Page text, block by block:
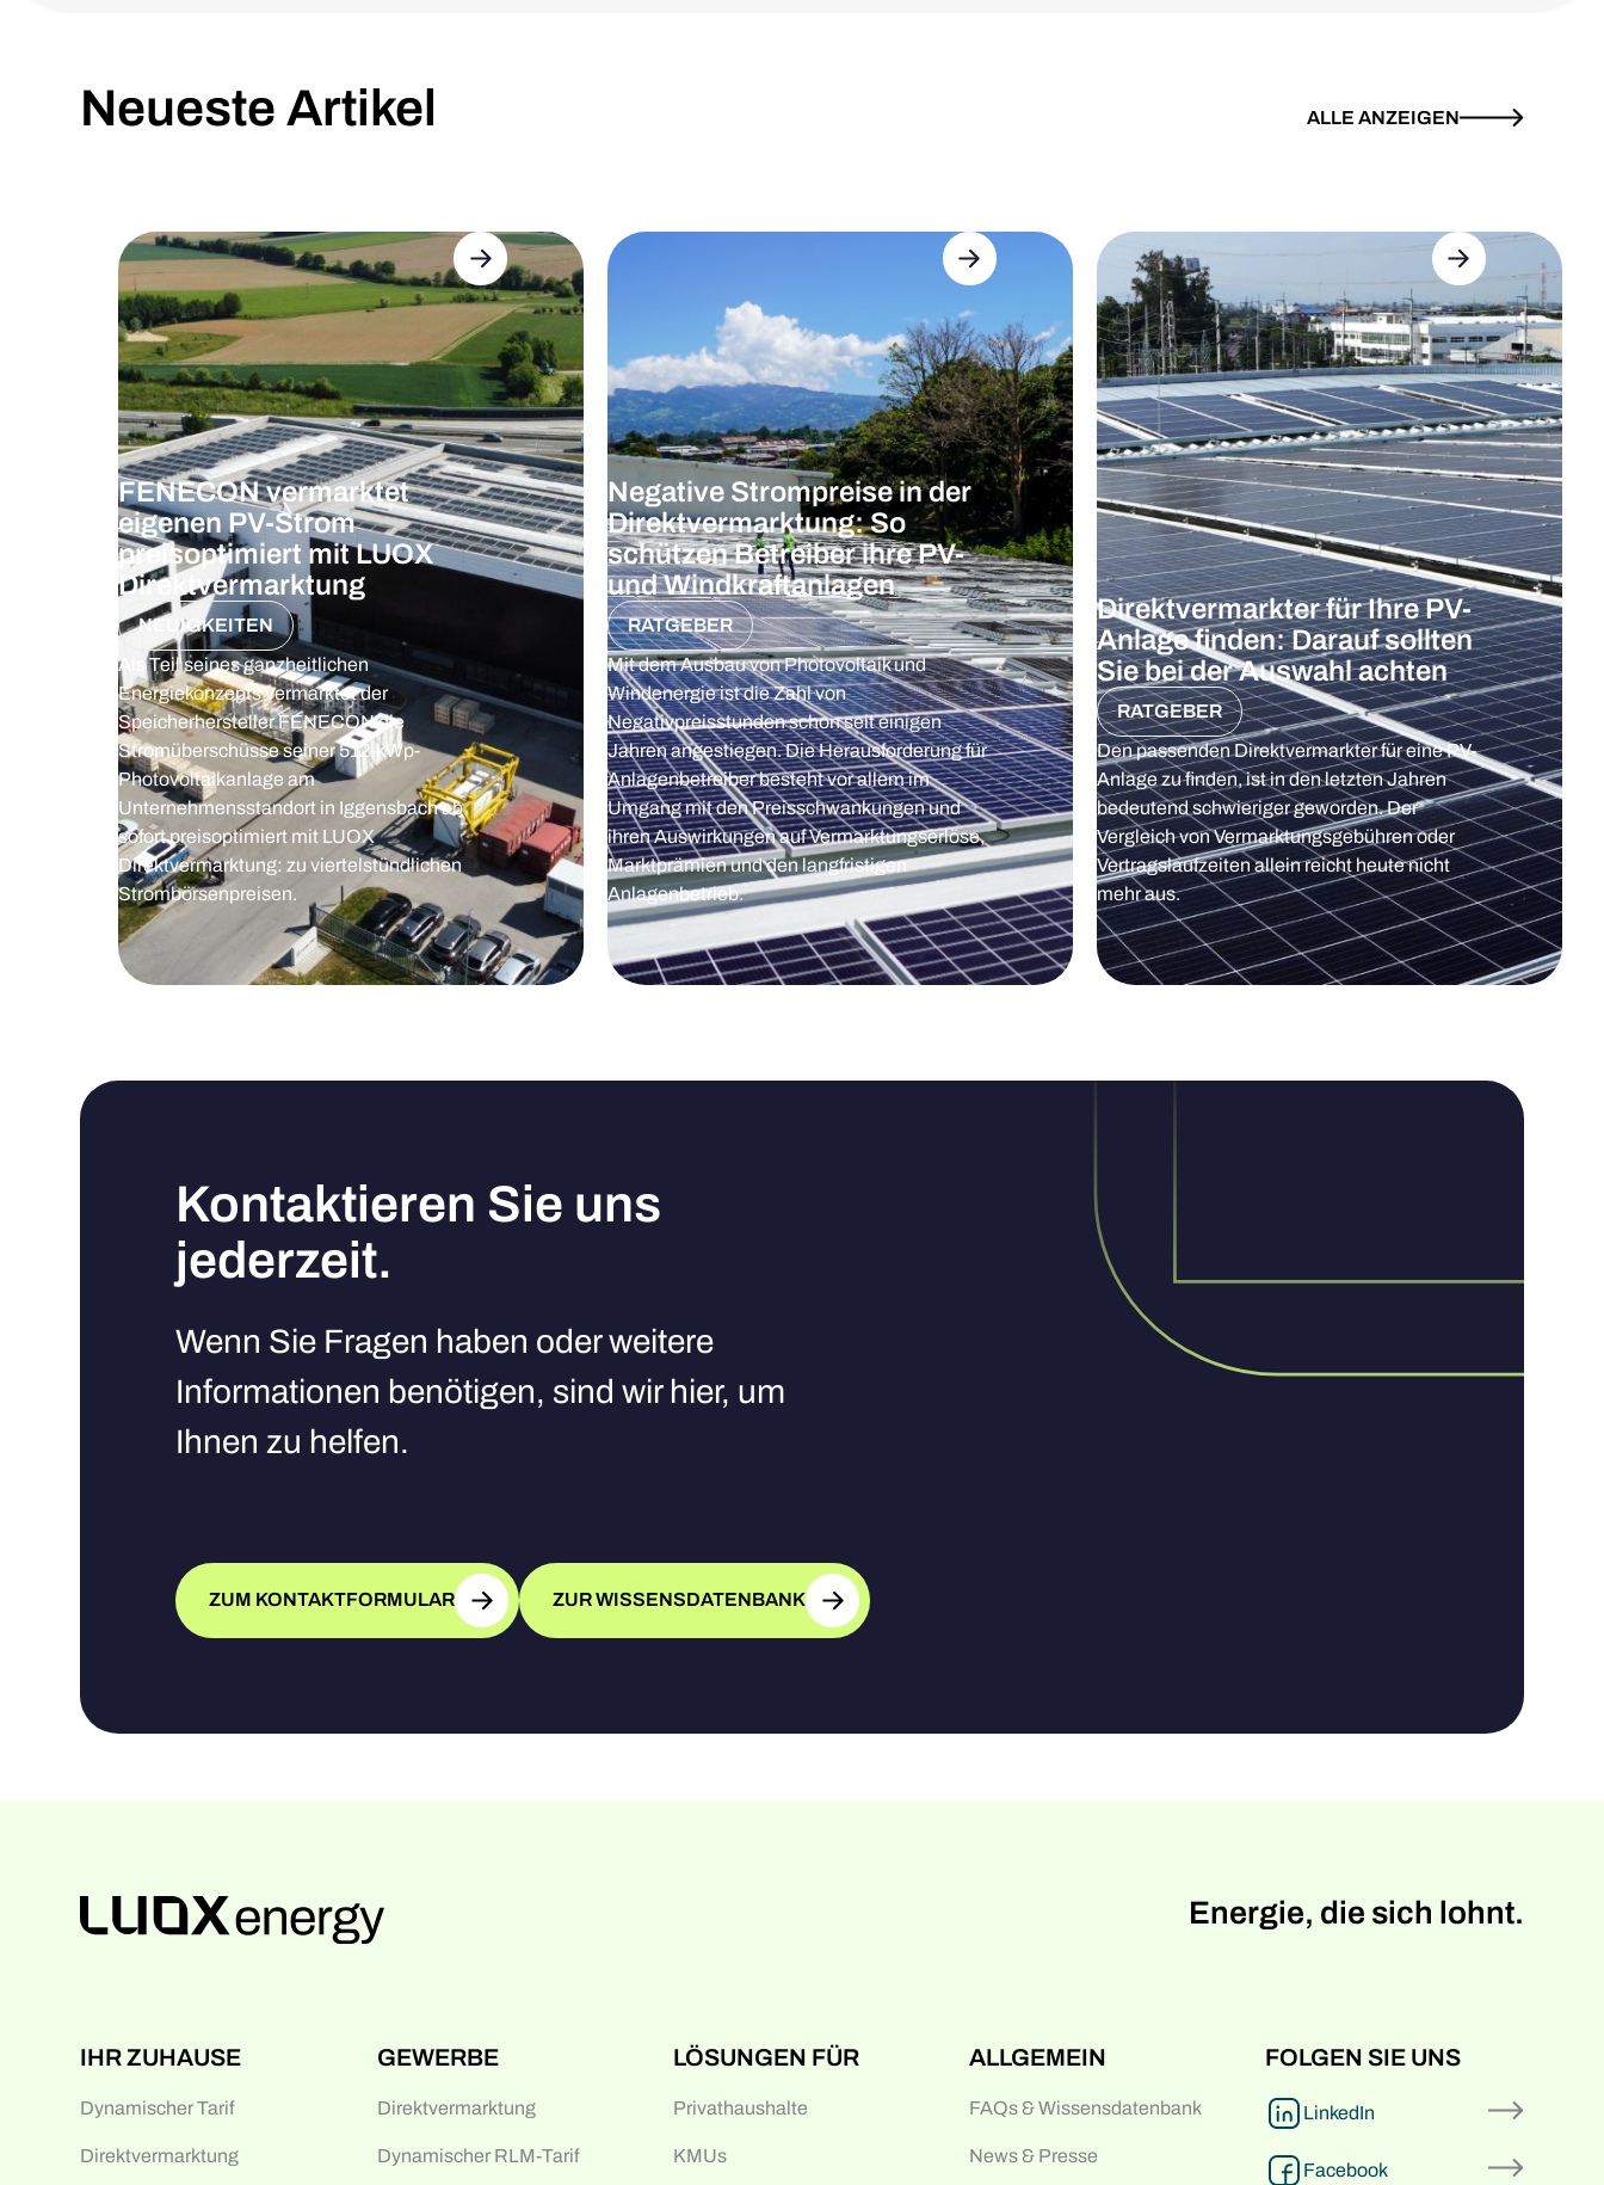
Neueste Artikel ALLE ANZEIGEN
FENECON vermarktet
eigenen PV-Strom
preisoptimiert mit LUOX
Direktvermarktung
NEUIGKEITEN
Als Teil seines ganzheitlichen
Energiekonzepts vermarktet der
Speicherhersteller FENECON die
Stromüberschüsse seiner 512-kWp-
Photovoltaikanlage am
Unternehmensstandort in Iggensbach ab
sofort preisoptimiert mit LUOX
Direktvermarktung: zu viertelstündlichen
Strombörsenpreisen.
Negative Strompreise in der
Direktvermarktung: So
schützen Betreiber ihre PV-
und Windkraftanlagen
RATGEBER
Mit dem Ausbau von Photovoltaik und
Windenergie ist die Zahl von
Negativpreisstunden schon seit einigen
Jahren angestiegen. Die Herausforderung für
Anlagenbetreiber besteht vor allem im
Umgang mit den Preisschwankungen und
ihren Auswirkungen auf Vermarktungserlöse,
Marktprämien und den langfristigen
Anlagenbetrieb.
Direktvermarkter für Ihre PV-
Anlage finden: Darauf sollten
Sie bei der Auswahl achten
RATGEBER
Den passenden Direktvermarkter für eine PV-
Anlage zu finden, ist in den letzten Jahren
bedeutend schwieriger geworden. Der
Vergleich von Vermarktungsgebühren oder
Vertragslaufzeiten allein reicht heute nicht
mehr aus.
Kontaktieren Sie uns
jederzeit.
Wenn Sie Fragen haben oder weitere
Informationen benötigen, sind wir hier, um
Ihnen zu helfen.
ZUM KONTAKTFORMULAR ZUR WISSENSDATENBANK
Energie, die sich lohnt.
IHR ZUHAUSE
Dynamischer Tarif
Direktvermarktung
GEWERBE
Direktvermarktung
Dynamischer RLM-Tarif
LÖSUNGEN FÜR
Privathaushalte
KMUs
ALLGEMEIN
FAQs & Wissensdatenbank
News & Presse
FOLGEN SIE UNS
LinkedIn
Facebook